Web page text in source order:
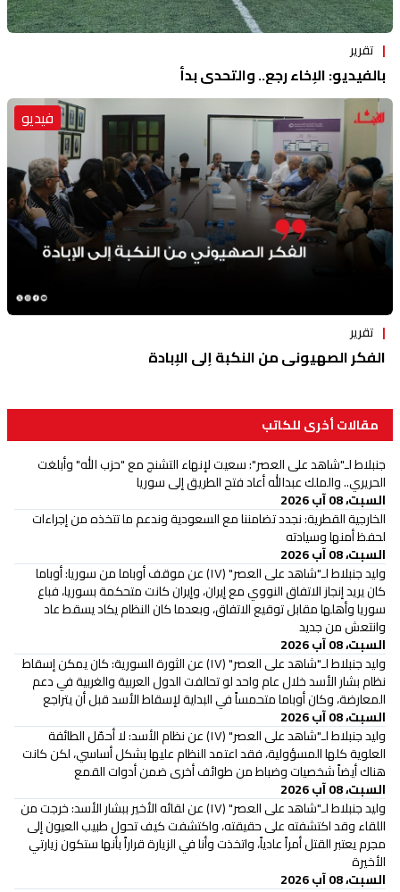
تقرير
بالفيديو: الإخاء رجع.. والتحدي بدأ
فيديو
تقرير
الفكر الصهيوني من النكبة إلى الإبادة
مقالات أخرى للكاتب
جنبلاط لـ"شاهد على العصر": سعيت لإنهاء التشنج مع "حزب الله" وأبلغت
الحريري.. والملك عبدالله أعاد فتح الطريق إلى سوريا
السبت، 08 آب 2026
الخارجية القطرية: نجدد تضامننا مع السعودية وندعم ما تتخذه من إجراءات
لحفظ أمنها وسيادته
السبت، 08 آب 2026
وليد جنبلاط لـ"شاهد على العصر" (١٧) عن موقف أوباما من سوريا: أوباما
كان يريد إنجاز الاتفاق النووي مع إيران، وإيران كانت متحكمة بسوريا، فباع
سوريا وأهلها مقابل توقيع الاتفاق، وبعدما كان النظام يكاد يسقط عاد
وانتعش من جديد
السبت، 08 آب 2026
وليد جنبلاط لـ"شاهد على العصر" (١٧) عن الثورة السورية: كان يمكن إسقاط
نظام بشار الأسد خلال عام واحد لو تحالفت الدول العربية والغربية في دعم
المعارضة، وكان أوباما متحمساً في البداية لإسقاط الأسد قبل أن يتراجع
السبت، 08 آب 2026
وليد جنبلاط لـ"شاهد على العصر" (١٧) عن نظام الأسد: لا أحمّل الطائفة
العلوية كلها المسؤولية، فقد اعتمد النظام عليها بشكل أساسي، لكن كانت
هناك أيضاً شخصيات وضباط من طوائف أخرى ضمن أدوات القمع
السبت، 08 آب 2026
وليد جنبلاط لـ"شاهد على العصر" (١٧) عن لقائه الأخير ببشار الأسد: خرجت من
اللقاء وقد اكتشفته على حقيقته، واكتشفت كيف تحول طبيب العيون إلى
مجرم يعتبر القتل أمراً عادياً، واتخذت وأنا في الزيارة قراراً بأنها ستكون زيارتي
الأخيرة
السبت، 08 آب 2026